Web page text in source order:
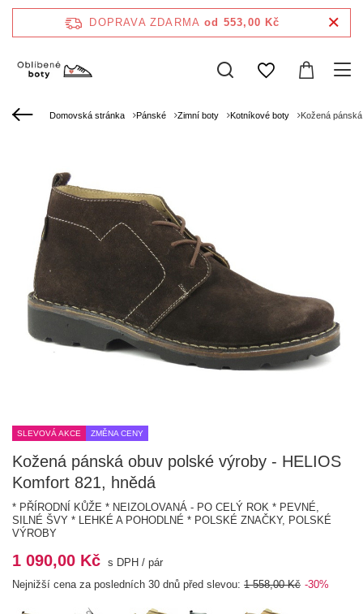
DOPRAVA ZDARMA od 553,00 Kč
Domovská stránka Pánské Zimní boty Kotníkové boty Kožená
SLEVOVÁ AKCE ZMĚNA CENY
Kožená pánská obuv polské výroby - HELIOS
Komfort 821, hnědá
* PŘÍRODNÍ KŮŽE * NEIZOLOVANÁ - PO CELÝ ROK * PEVNÉ,
SILNÉ ŠVY * LEHKÉ A POHODLNÉ * POLSKÉ ZNAČKY, POLSKÉ
VÝROBY
1 090,00 Kč s DPH / pár
Nejnižší cena za posledních 30 dnů před slevou: 1 558,00 Kč -30%